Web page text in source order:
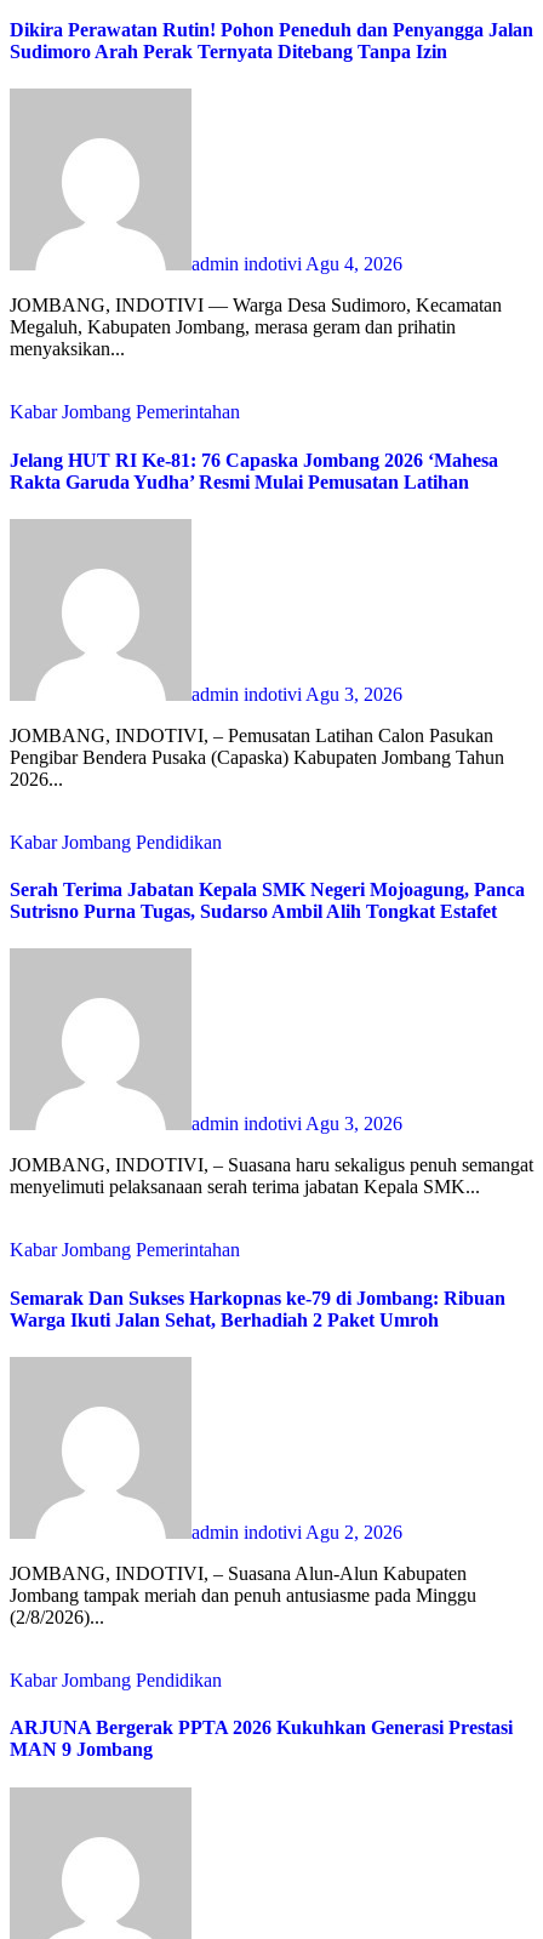
Dikira Perawatan Rutin! Pohon Peneduh dan Penyangga Jalan
Sudimoro Arah Perak Ternyata Ditebang Tanpa Izin
admin indotiviAgu 4, 2026
JOMBANG, INDOTIVI — Warga Desa Sudimoro, Kecamatan
Megaluh, Kabupaten Jombang, merasa geram dan prihatin
menyaksikan...
Kabar Jombang Pemerintahan
Jelang HUT RI Ke-81: 76 Capaska Jombang 2026 ‘Mahesa
Rakta Garuda Yudha’ Resmi Mulai Pemusatan Latihan
admin indotivi Agu 3, 2026
JOMBANG, INDOTIVI, – Pemusatan Latihan Calon Pasukan
Pengibar Bendera Pusaka (Capaska) Kabupaten Jombang Tahun
2026...
Kabar Jombang Pendidikan
Serah Terima Jabatan Kepala SMK Negeri Mojoagung, Panca
Sutrisno Purna Tugas, Sudarso Ambil Alih Tongkat Estafet
admin indotiviAgu 3, 2026
JOMBANG, INDOTIVI, – Suasana haru sekaligus penuh semangat
menyelimuti pelaksanaan serah terima jabatan Kepala SMK...
Kabar Jombang Pemerintahan
Semarak Dan Sukses Harkopnas ke-79 di Jombang: Ribuan
Warga Ikuti Jalan Sehat, Berhadiah 2 Paket Umroh
admin indotivi Agu 2, 2026
JOMBANG, INDOTIVI, – Suasana Alun-Alun Kabupaten
Jombang tampak meriah dan penuh antusiasme pada Minggu
(2/8/2026)...
Kabar Jombang Pendidikan
ARJUNA Bergerak PPTA 2026 Kukuhkan Generasi Prestasi
MAN 9 Jombang